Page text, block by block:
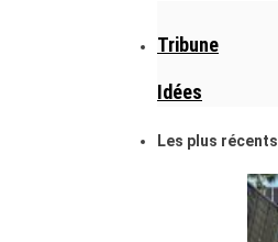
Tribune
Idées
Les plus récents